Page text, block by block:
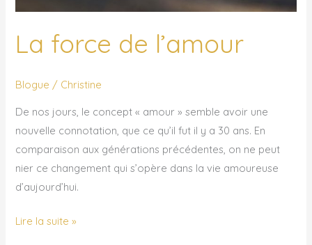
La force de l’amour
Blogue / Christine
De nos jours, le concept « amour » semble avoir une
nouvelle connotation, que ce qu’il fut il y a 30 ans. En
comparaison aux générations précédentes, on ne peut
nier ce changement qui s’opère dans la vie amoureuse
d’aujourd’hui.
Lire la suite »